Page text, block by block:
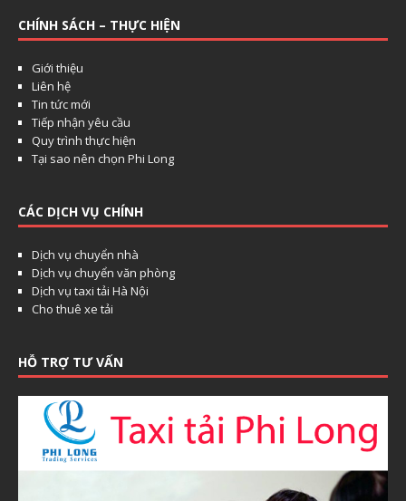
CHÍNH SÁCH – THỰC HIỆN
Giới thiệu
Liên hệ
Tin tức mới
Tiếp nhận yêu cầu
Quy trình thực hiện
Tại sao nên chọn Phi Long
CÁC DỊCH VỤ CHÍNH
Dịch vụ chuyển nhà
Dịch vụ chuyển văn phòng
Dịch vụ taxi tải Hà Nội
Cho thuê xe tải
HỖ TRỢ TƯ VẤN